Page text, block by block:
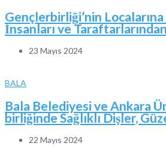
Gençlerbirliği’nin
İnsanları ve
23 Mayıs 2024
BALA
Bala Belediyesi ve Ankara
birliğinde Sağlıklı Dişler,
22 Mayıs 2024